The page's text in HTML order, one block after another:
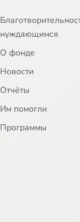
нуждающимся
О фонде
Новости
Отчёты
Им помогли
Программы